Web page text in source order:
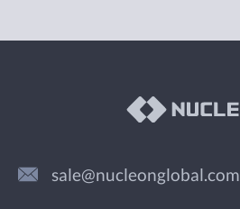
sale@nucleonglobal.com